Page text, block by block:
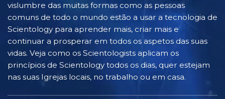
vislumbre das muitas formas como as pessoas
comuns de todo o mundo estão a usar a tecnologia de
Scientology para aprender mais, criar mais e
continuar a prosperar em todos os aspetos das suas
vidas. Veja como os Scientologists aplicam os
princípios de Scientology todos os dias, quer estejam
nas suas Igrejas locais, no trabalho ou em casa.